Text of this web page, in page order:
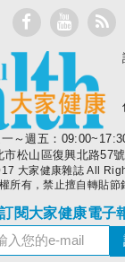
～週五：
市松山區復興北路57
大家健康雜誌 All
權所有，禁止擅自轉貼節
訂閱大家健康電子